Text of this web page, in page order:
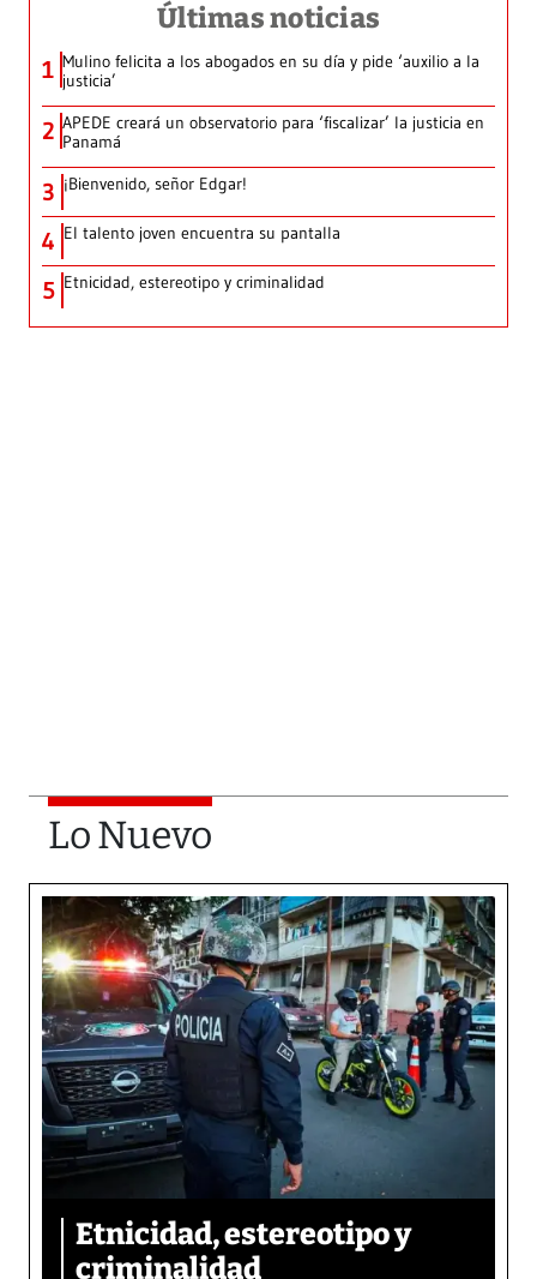
Últimas noticias
1 Mulino felicita a los abogados en su día y pide ‘auxilio a la
justicia’
2 APEDE creará un observatorio para ‘fiscalizar’ la justicia en
Panamá
3 ¡Bienvenido, señor Edgar!
4 El talento joven encuentra su pantalla​
5 Etnicidad, estereotipo y criminalidad
Lo Nuevo
Etnicidad, estereotipo y
criminalidad